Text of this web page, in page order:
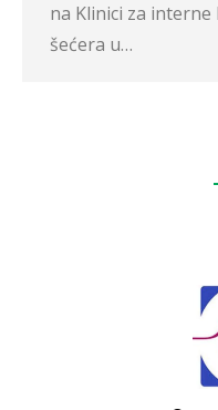
na Klinici za
šećera u…